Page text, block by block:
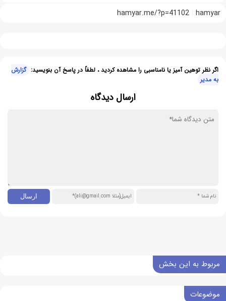
hamyar
hamyar.me/?p=41102
اگر نظر توهین آمیز یا نامناسبی را مشاهده کردید ، لطفاً در پاسخ آن بنویسید: گزارش
به مدیر
ارسال دیدگاه
مربوط به این بخش
موضوعات